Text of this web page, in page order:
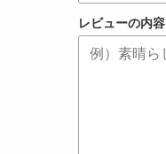
レビューの内容